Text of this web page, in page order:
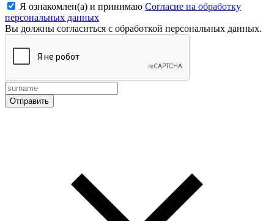
Я ознакомлен(а) и принимаю Согласие на обработку
персональных данных
Вы должны согласиться с обработкой персональных данных.